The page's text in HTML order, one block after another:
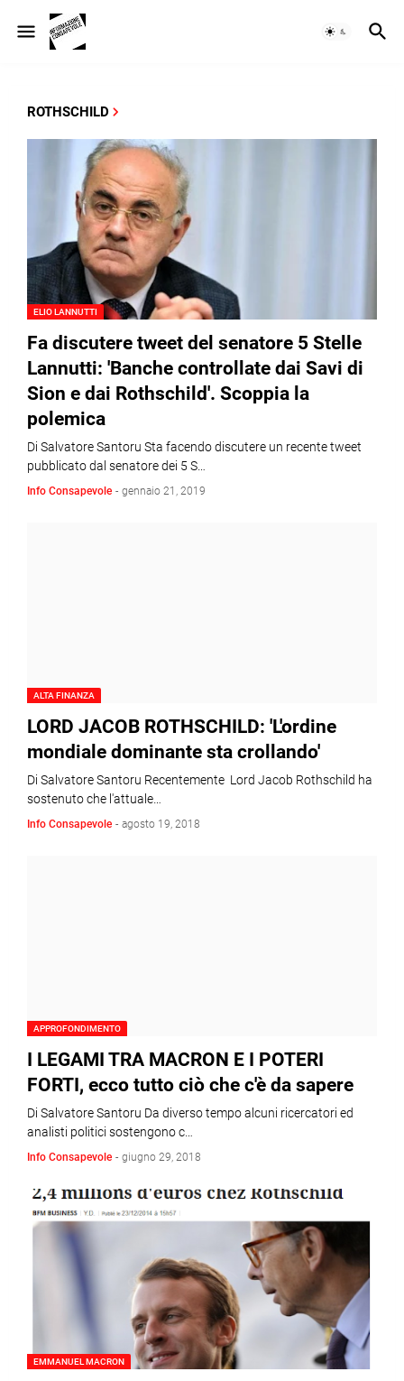
ROTHSCHILD
ELIO LANNUTTI
Fa discutere tweet del senatore 5 Stelle
Lannutti: 'Banche controllate dai Savi di
Sion e dai Rothschild'. Scoppia la
polemica
Di Salvatore Santoru Sta facendo discutere un recente tweet
pubblicato dal senatore dei 5 S…
Info Consapevole - gennaio 21, 2019
ALTA FINANZA
LORD JACOB ROTHSCHILD: 'L'ordine
mondiale dominante sta crollando'
Di Salvatore Santoru Recentemente Lord Jacob Rothschild ha
sostenuto che l'attuale…
Info Consapevole - agosto 19, 2018
APPROFONDIMENTO
I LEGAMI TRA MACRON E I POTERI
FORTI, ecco tutto ciò che c'è da sapere
Di Salvatore Santoru Da diverso tempo alcuni ricercatori ed
analisti politici sostengono c…
Info Consapevole - giugno 29, 2018
EMMANUEL MACRON